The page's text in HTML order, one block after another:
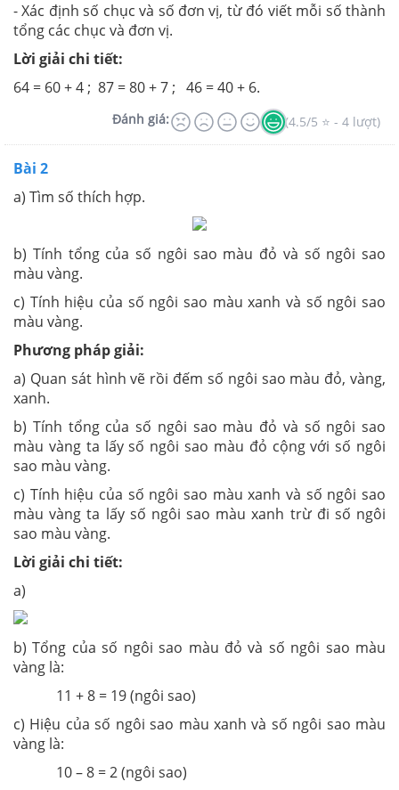
- Xác định số chục và số đơn vị, từ đó viết mỗi số thành
tổng các chục và đơn vị.
Lời giải chi tiết:
64 = 60 + 4 ; 87 = 80 + 7 ; 46 = 40 + 6.
Đánh giá: (4.5/5 ⭐ - 4 lượt)
Bài 2
a) Tìm số thích hợp.
b) Tính tổng của số ngôi sao màu đỏ và số ngôi sao
màu vàng.
c) Tính hiệu của số ngôi sao màu xanh và số ngôi sao
màu vàng.
Phương pháp giải:
a) Quan sát hình vẽ rồi đếm số ngôi sao màu đỏ, vàng,
xanh.
b) Tính tổng của số ngôi sao màu đỏ và số ngôi sao
màu vàng ta lấy số ngôi sao màu đỏ cộng với số ngôi
sao màu vàng.
c) Tính hiệu của số ngôi sao màu xanh và số ngôi sao
màu vàng ta lấy số ngôi sao màu xanh trừ đi số ngôi
sao màu vàng.
Lời giải chi tiết:
a)
b) Tổng của số ngôi sao màu đỏ và số ngôi sao màu
vàng là:
11 + 8 = 19 (ngôi sao)
c) Hiệu của số ngôi sao màu xanh và số ngôi sao màu
vàng là:
10 – 8 = 2 (ngôi sao)